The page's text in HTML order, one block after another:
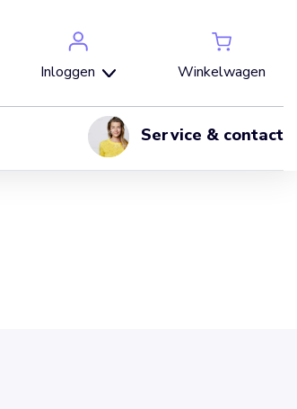
Inloggen Winkelwagen
Service & contact